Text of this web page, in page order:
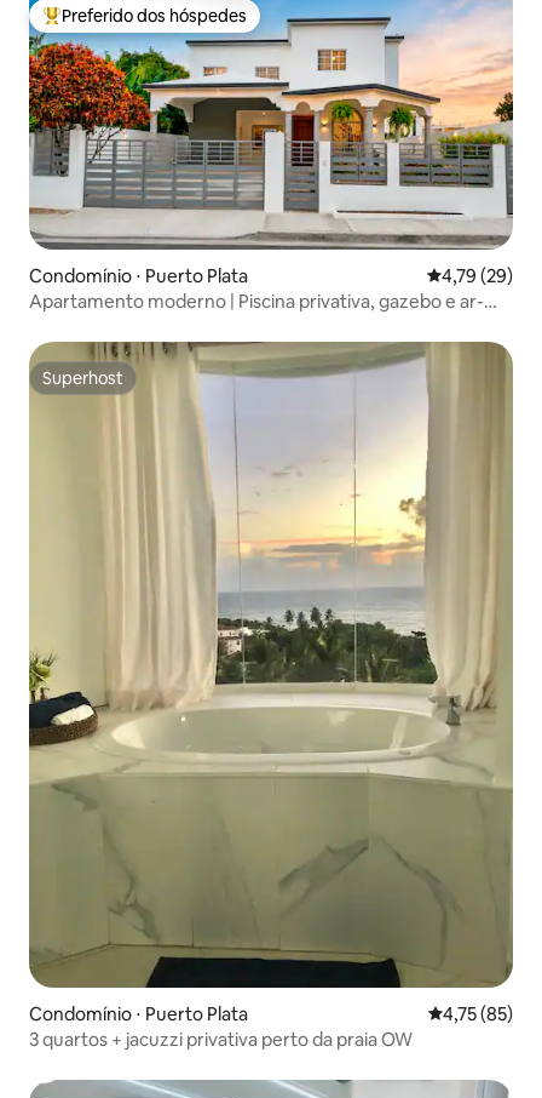
Entre os melhores preferidos dos hóspedes
Preferido dos hóspedes
Condomínio ⋅ Puerto Plata 4,79 de uma
4,79 (29)
Apartamento moderno | Piscina privativa, gazebo e ar-
Superhost
Superhost
Condomínio ⋅ Puerto Plata 4,75 de uma
4,75 (85)
3 quartos + jacuzzi privativa perto da praia OW